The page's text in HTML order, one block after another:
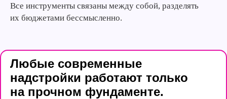
Все инструменты связаны между собой, разделять
их бюджетами бессмысленно.
Любые современные
надстройки работают только
на прочном фундаменте.